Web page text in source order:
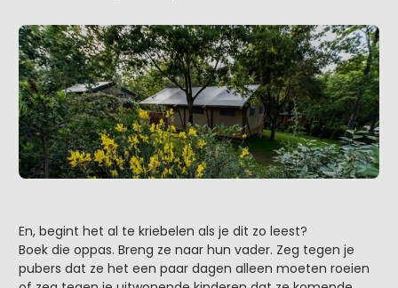
En, begint het al te kriebelen als je dit zo leest?
Boek die oppas. Breng ze naar hun vader. Zeg tegen je
pubers dat ze het een paar dagen alleen moeten roeien